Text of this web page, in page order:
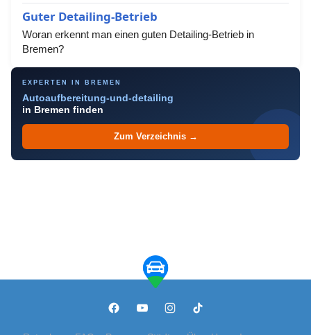
Guter Detailing-Betrieb
Woran erkennt man einen guten Detailing-Betrieb in
Bremen?
EXPERTEN IN BREMEN
Autoaufbereitung-und-detailing
in Bremen finden
Zum Verzeichnis →